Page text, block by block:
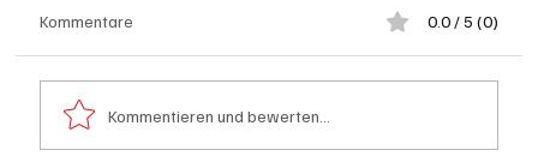
Kommentare 0.0 / 5 (0)
Kommentieren und bewerten...